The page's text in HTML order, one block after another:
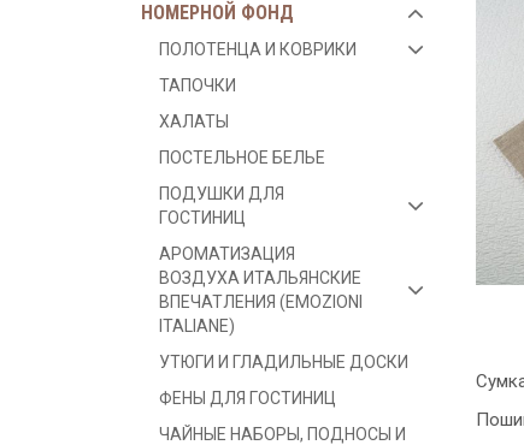
НОМЕРНОЙ ФОНД
ПОЛОТЕНЦА И КОВРИКИ
ТАПОЧКИ
ХАЛАТЫ
ПОСТЕЛЬНОЕ БЕЛЬЕ
ПОДУШКИ ДЛЯ
ГОСТИНИЦ
АРОМАТИЗАЦИЯ
ВОЗДУХА ИТАЛЬЯНСКИЕ
ВПЕЧАТЛЕНИЯ (EMOZIONI
ITALIANE)
УТЮГИ И ГЛАДИЛЬНЫЕ ДОСКИ
ФЕНЫ ДЛЯ ГОСТИНИЦ
ЧАЙНЫЕ НАБОРЫ, ПОДНОСЫ И